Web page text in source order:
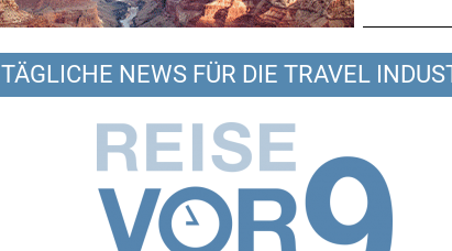
TÄGLICHE NEWS FÜR DIE TRAVEL